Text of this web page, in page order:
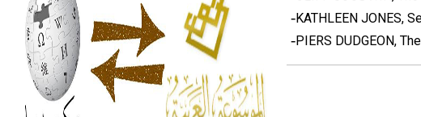
-KATHLEEN JONES,
-PIERS DUDGEON,
ويعود له الفضل بأنه حرر الطب من
الدين والفلسفة.
- هل تعلم أن المرجان إفراز حيواني
يتكون في البحر ويتركب من مادة